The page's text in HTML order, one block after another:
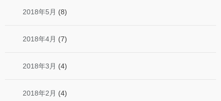
2018年5月 (8)
2018年4月 (7)
2018年3月 (4)
2018年2月 (4)